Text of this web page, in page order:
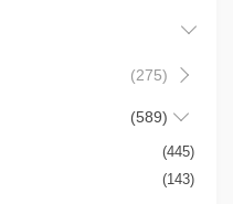
(275)
(589)
(445)
(143)